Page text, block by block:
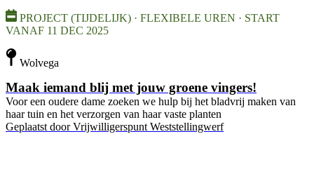
PROJECT (TIJDELIJK) · FLEXIBELE UREN · START
VANAF 11 DEC 2025
Wolvega
Maak iemand blij met jouw groene vingers!
Voor een oudere dame zoeken we hulp bij het bladvrij maken van
haar tuin en het verzorgen van haar vaste planten
Geplaatst door Vrijwilligerspunt Weststellingwerf